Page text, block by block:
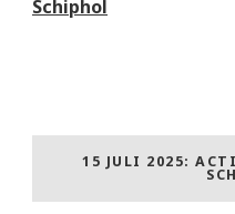
Schiphol
15 JULI 2025: